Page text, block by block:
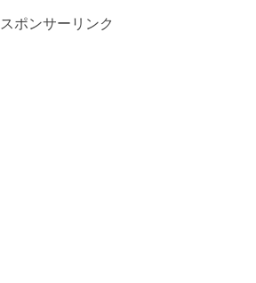
スポンサーリンク